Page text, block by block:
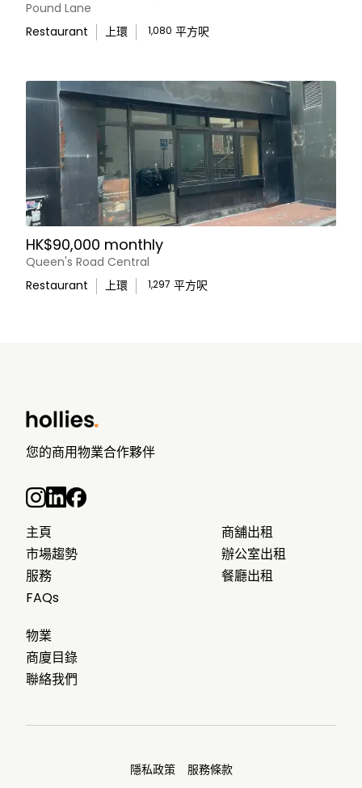
Pound Lane
Restaurant
上環 1,080 平方呎
HK$90,000 monthly
Queen's Road Central
Restaurant
上環 1,297 平方呎
您的商用物業合作夥伴
主頁
市場趨勢
服務
FAQs
商舖出租
辦公室出租
餐廳出租
物業
商廈目錄
聯絡我們
隱私政策
服務條款